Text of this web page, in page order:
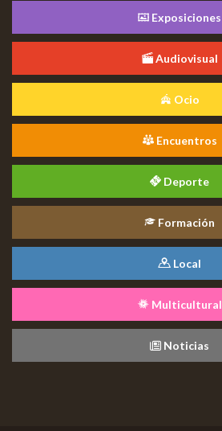
Exposiciones
Audiovisual
Ocio
Encuentros
Deporte
Formación
Local
Multicultural
Noticias